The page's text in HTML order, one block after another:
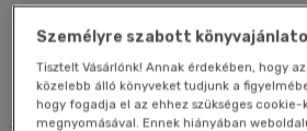
Művei
Eladott darabszám szerint
Eladott darabszám szerint
Cím szerint A-Z
Szerző szerint A-Z
Személyre szabott
Tisztelt Vásárlónk! Annak érdekében, hogy
közelebb álló könyveket tudjunk a
hogy fogadja el az ehhez szükséges cookie-
megnyomásával. Ennek hiányában